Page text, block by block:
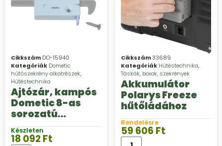
Cikkszám DO-15940
Kategóriák Dometic
hűtőszekrény alkatrészek,
Hűtéstechnika
Ajtózár, kampós
Dometic 8-as
sorozatú
hűtőszekrények
hez
Készleten
18 092Ft
Cikkszám 33689
Kategóriák Hűtéstechnika,
Táskák, boxok, szekrények
Akkumulátor
Polarys Freeze
hűtőládához
Rendelésre
59 606 Ft